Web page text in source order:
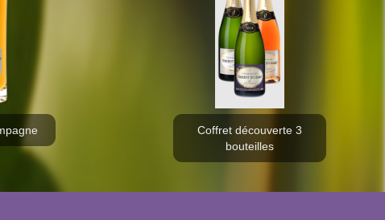
Coffret découverte 3
bouteilles